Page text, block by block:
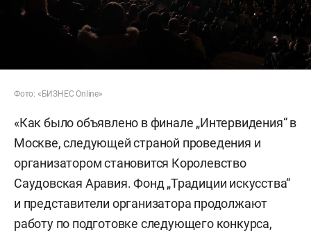
Фото: «БИЗНЕС Online»
«Как было объявлено в финале „Интервидения“ в
Москве, следующей страной проведения и
организатором становится Королевство
Саудовская Аравия. Фонд „Традиции искусства“
и представители организатора продолжают
работу по подготовке следующего конкурса,